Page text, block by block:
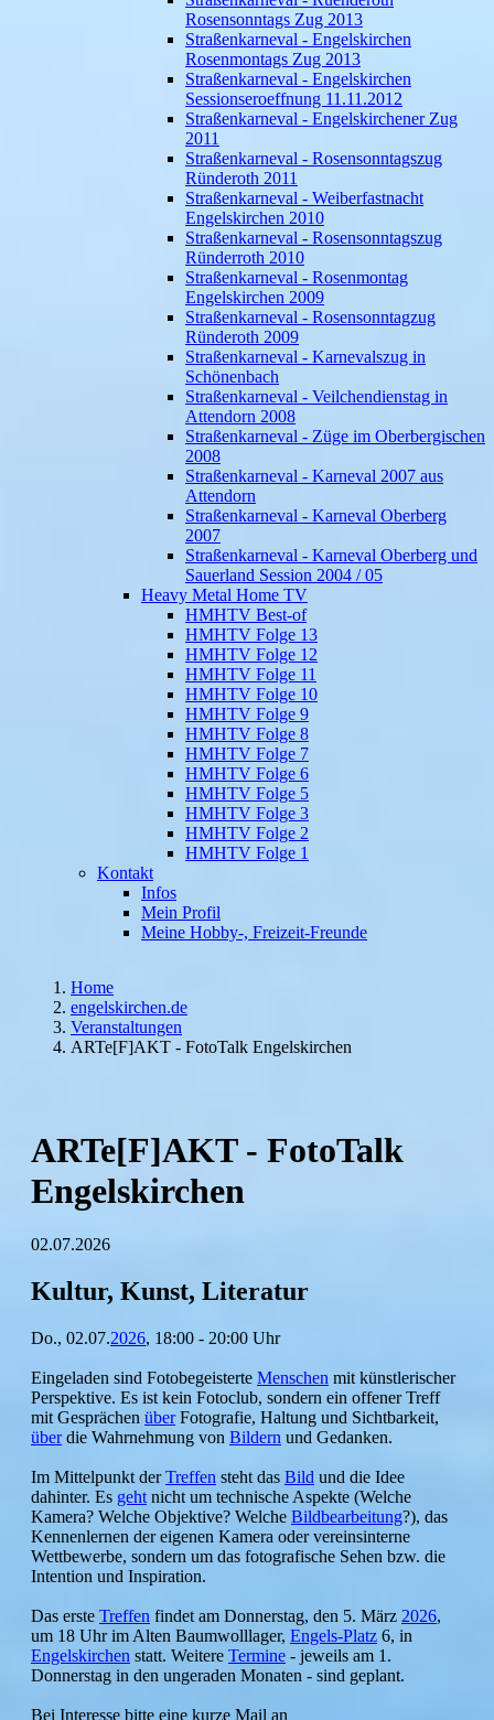
Rosensonntags Zug 2013
Straßenkarneval - Engelskirchen
Rosenmontags Zug 2013
Straßenkarneval - Engelskirchen
Sessionseroeffnung 11.11.2012
Straßenkarneval - Engelskirchener Zug
2011
Straßenkarneval - Rosensonntagszug
Ründeroth 2011
Straßenkarneval - Weiberfastnacht
Engelskirchen 2010
Straßenkarneval - Rosensonntagszug
Ründerroth 2010
Straßenkarneval - Rosenmontag
Engelskirchen 2009
Straßenkarneval - Rosensonntagzug
Ründeroth 2009
Straßenkarneval - Karnevalszug in
Schönenbach
Straßenkarneval - Veilchendienstag in
Attendorn 2008
Straßenkarneval - Züge im Oberbergischen
2008
Straßenkarneval - Karneval 2007 aus
Attendorn
Straßenkarneval - Karneval Oberberg
2007
Straßenkarneval - Karneval Oberberg und
Sauerland Session 2004 / 05
Heavy Metal Home TV
HMHTV Best-of
HMHTV Folge 13
HMHTV Folge 12
HMHTV Folge 11
HMHTV Folge 10
HMHTV Folge 9
HMHTV Folge 8
HMHTV Folge 7
HMHTV Folge 6
HMHTV Folge 5
HMHTV Folge 3
HMHTV Folge 2
HMHTV Folge 1
Kontakt
Infos
Mein Profil
Meine Hobby-, Freizeit-Freunde
Home
engelskirchen.de
Veranstaltungen
ARTe[F]AKT - FotoTalk Engelskirchen
ARTe[F]AKT - FotoTalk
Engelskirchen
02.07.2026
Kultur, Kunst, Literatur
Do., 02.07.2026, 18:00 - 20:00 Uhr
Eingeladen sind Fotobegeisterte Menschen mit künstlerischer
Perspektive. Es ist kein Fotoclub, sondern ein offener Treff
mit Gesprächen überFotografie, Haltung und Sichtbarkeit,
überdie Wahrnehmung von Bildern und Gedanken.
Im Mittelpunkt derTreffen steht das Bild und die Idee
dahinter. Es geht nicht um technische Aspekte (Welche
Kamera? Welche Objektive? Welche Bildbearbeitung?), das
Kennenlernen der eigenen Kamera oder vereinsinterne
Wettbewerbe, sondern um das fotografische Sehen bzw. die
Intention und Inspiration.
Das erste Treffen findet am Donnerstag, den 5. März 2026,
um 18 Uhr im Alten Baumwolllager, Engels-Platz 6, in
Engelskirchen statt. Weitere Termine - jeweils am 1.
Donnerstag in den ungeraden Monaten - sind geplant.
Bei Interesse bitte eine kurze Mail an